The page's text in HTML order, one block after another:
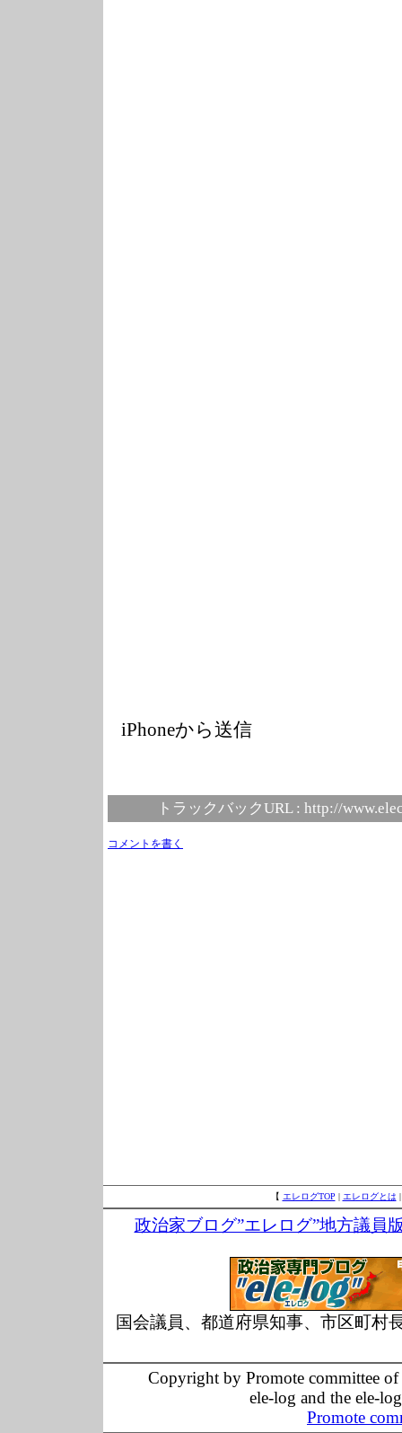
iPhoneから送信
トラックバックURL : http://
コメントを書く
【 エレログTOP | エレログとは
政治家ブログ”エレログ”地方議員
国会議員、都道府県知事、市区町村
Copyright by Promote committee
ele-log and the ele-
Promote